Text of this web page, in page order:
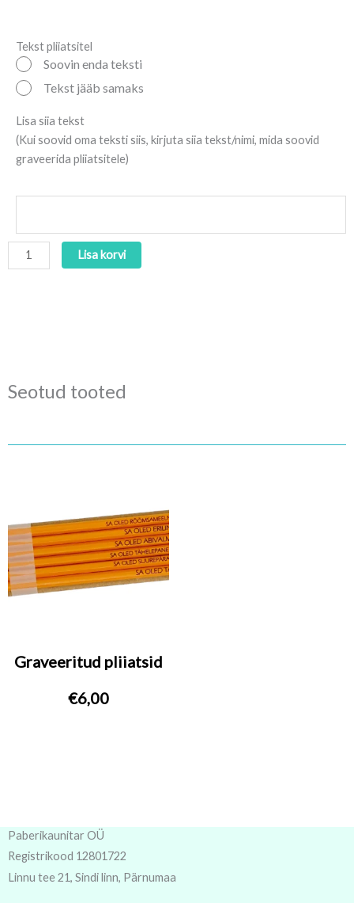
Tekst pliiatsitel
Soovin enda teksti
Tekst jääb samaks
Lisa siia tekst
(Kui soovid oma teksti siis, kirjuta siia tekst/nimi, mida soovid
graveerida pliiatsitele)
Graveeritud
harilikud
pliiatsid
kogus
Lisa korvi
Seotud tooted
Graveeritud pliiatsid
€6,00
Paberikaunitar OÜ
Registrikood 12801722
Linnu tee 21, Sindi linn, Pärnumaa